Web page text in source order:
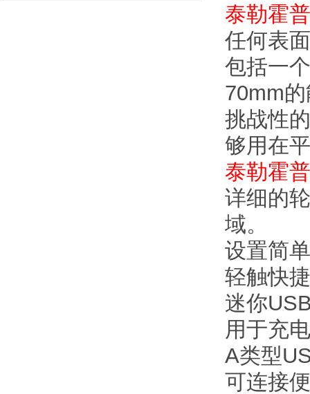
泰勒霍
任何表
包括一
70mm
挑战性
够用在
泰勒霍
详细的
域。
设置简单
轻触快
迷你
用于充
A类型
可连接